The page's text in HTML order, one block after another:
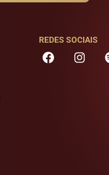
REDES SOCIAIS